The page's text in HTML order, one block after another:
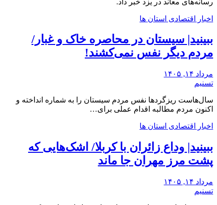
اخبار اقتصادی استان ها
ببینید| سیستان در ‌محاصره خاک و غبار/
مردم دیگر نفس نمی‌کشند!
مرداد ۱۴, ۱۴۰۵
تسنیم
سال‌هاست ریزگردها نفس مردم سیستان را به شماره انداخته و
اکنون مردم مطالبه اقدام عملی برای…
اخبار اقتصادی استان ها
ببینید| وداع زائران با کربلا/ اشک‌هایی که
پشت مرز مهران جا ماند
مرداد ۱۴, ۱۴۰۵
تسنیم